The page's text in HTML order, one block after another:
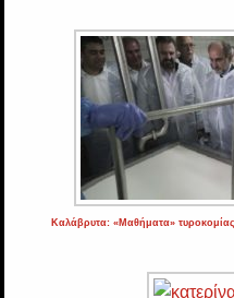
Καλάβρυτα: «Μαθήματα»